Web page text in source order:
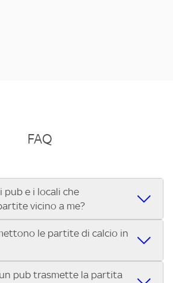
FAQ
pub e i locali che
vicino a me?
ristorante o locale vicino a te per
A ENILIVE, la Serie C Sky Wifi, la
la UEFA Europa League, la UEFA
Tennis, la Formula 1®, la MotoGP™ e
le partite di calcio in
pub o ristoranti mostrano le partite
un pub trasmette la partita